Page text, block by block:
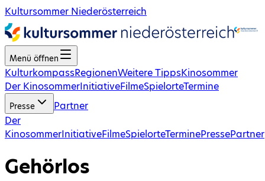
Kultursommer Niederösterreich
Menü öffnen
KulturkompassRegionenWeitere TippsKinosommer
Der KinosommerInitiativeFilmeSpielorteTermine
Presse
Partner
Der
KinosommerInitiativeFilmeSpielorteTerminePressePartner
Gehörlos